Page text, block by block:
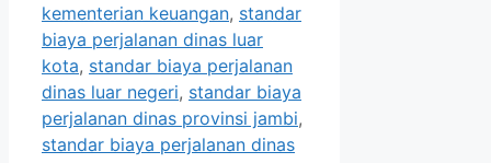
kementerian keuangan, standar
biaya perjalanan dinas luar
kota, standar biaya perjalanan
dinas luar negeri, standar biaya
perjalanan dinas provinsi jambi,
standar biaya perjalanan dinas